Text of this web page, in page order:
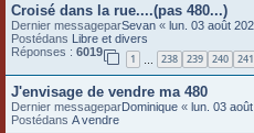
Croisé dans la rue....(pas 480...)
Dernier messageparSevan « lun. 03 août
Postédans Libre et divers
Réponses : 6019
1 238 239 240 241
J'envisage de vendre ma 480
Dernier messageparDominique « lun. 03
Postédans A vendre